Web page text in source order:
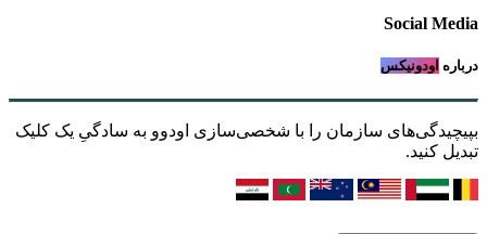
Social
اودونیکس
سازمان را با شخصی‌سازی اودوو به سادگیِ یک کلیک
کنید.